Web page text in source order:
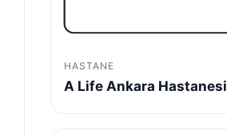
HASTANE
A Life Ankara Hastanesi